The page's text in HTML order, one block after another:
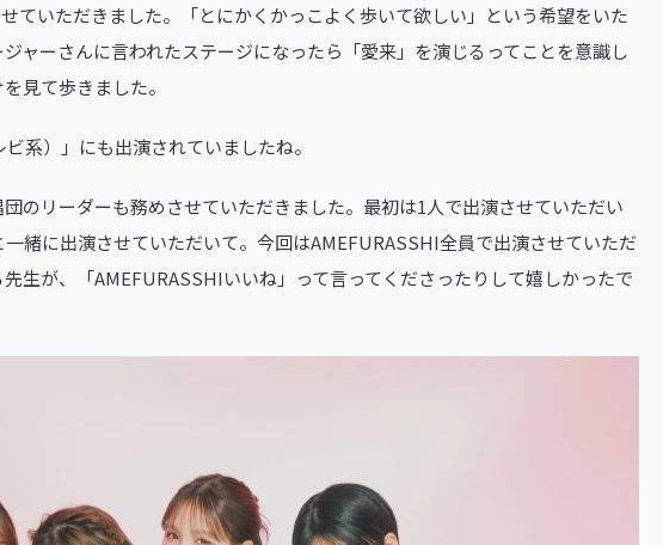
いただきました。「とにかくかっこよく歩いて欲しい」という希望をいた
ャーさんに言われたステージになったら「愛来」を演じるってことを意識し
見て歩きました。
系）」にも出演されていましたね。
のリーダーも務めさせていただきました。最初は1人で出演させていただい
緒に出演させていただいて。今回はAMEFURASSHI全員で出演させていただ
生が、「AMEFURASSHIいいね」って言ってくださったりして嬉しかったで